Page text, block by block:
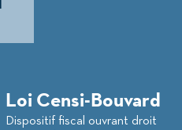
Loi Censi-Bouvard
Dispositif fiscal ouvrant droit